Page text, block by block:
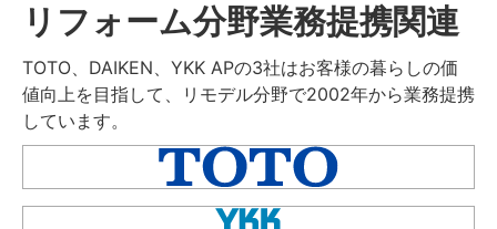
リフォーム分野業務提携関連
TOTO、DAIKEN、YKK APの3社はお客様の暮らしの価
値向上を目指して、リモデル分野で2002年から業務提携
しています。